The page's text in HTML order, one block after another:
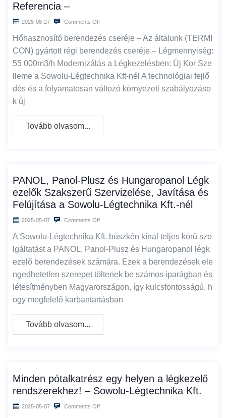
Referencia –
2025-08-27 Comments Off
Hőhasznosító berendezés cseréje – Az általunk (TERMI
CON) gyártott régi berendezés cseréje.– Légmennyiség:
55 000m3/h Modernizálás a Légkezelésben: Új Kor Sze
lleme a Sowolu-Légtechnika Kft-nél A technológiai fejlő
dés és a folyamatosan változó környezeti szabályozáso
k új
Tovább olvasom...
PANOL, Panol-Plusz és Hungaropanol Légk
ezelők Szakszerű Szervizelése, Javítása és
Felújítása a Sowolu-Légtechnika Kft.-nél
2025-05-07 Comments Off
A Sowolu-Légtechnika Kft. büszkén kínál teljes körű szo
lgáltatást a PANOL, Panol-Plusz és Hungaropanol légk
ezelő berendezések számára. Ezek a berendezések ele
ngedhetetlen szerepet töltenek be számos iparágban és
létesítményben Magyarországon, így kulcsfontosságú, h
ogy megfelelő karbantartásban
Tovább olvasom...
Minden pótalkatrész egy helyen a légkezelő
rendszerekhez! – Sowolu-Légtechnika Kft.
2025-05-07 Comments Off